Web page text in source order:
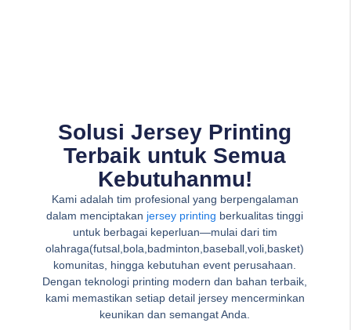
Solusi Jersey Printing
Terbaik untuk Semua
Kebutuhanmu!
Kami adalah tim profesional yang berpengalaman
dalam menciptakan jersey printing berkualitas tinggi
untuk berbagai keperluan—mulai dari tim
olahraga(futsal,bola,badminton,baseball,voli,basket)
komunitas, hingga kebutuhan event perusahaan.
Dengan teknologi printing modern dan bahan terbaik,
kami memastikan setiap detail jersey mencerminkan
keunikan dan semangat Anda.